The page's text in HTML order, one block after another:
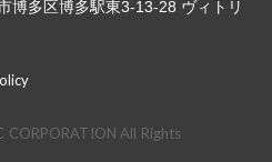
博多区博多駅東3-13-28 ヴィトリ
All Rights